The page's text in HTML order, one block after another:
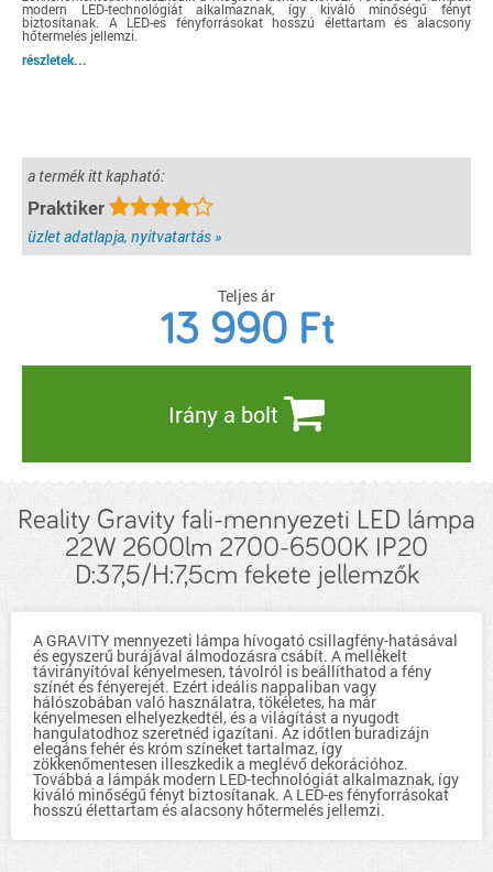
modern LED-technológiát alkalmaznak, így kiváló minőségű fényt
biztosítanak. A LED-es fényforrásokat hosszú élettartam és alacsony
hőtermelés jellemzi.
részletek...
a termék itt kapható:
Praktiker
üzlet adatlapja, nyitvatartás »
Teljes ár
13 990 Ft
Irány a bolt
Reality Gravity fali-mennyezeti LED lámpa
22W 2600lm 2700-6500K IP20
D:37,5/H:7,5cm fekete jellemzők
A GRAVITY mennyezeti lámpa hívogató csillagfény-hatásával
és egyszerű burájával álmodozásra csábít. A mellékelt
távirányítóval kényelmesen, távolról is beállíthatod a fény
színét és fényerejét. Ezért ideális nappaliban vagy
hálószobában való használatra, tökéletes, ha már
kényelmesen elhelyezkedtél, és a világítást a nyugodt
hangulatodhoz szeretnéd igazítani. Az időtlen buradizájn
elegáns fehér és króm színeket tartalmaz, így
zökkenőmentesen illeszkedik a meglévő dekorációhoz.
Továbbá a lámpák modern LED-technológiát alkalmaznak, így
kiváló minőségű fényt biztosítanak. A LED-es fényforrásokat
hosszú élettartam és alacsony hőtermelés jellemzi.